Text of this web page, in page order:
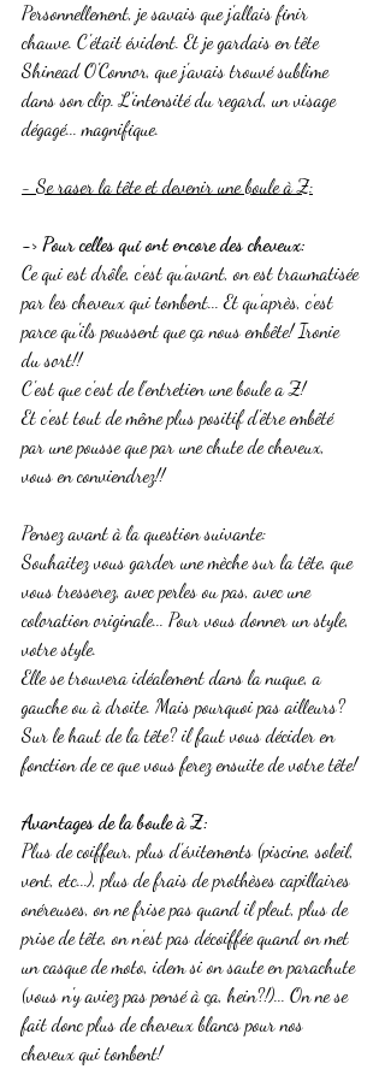
Personnellement, je savais que j'allais finir
chauve. C'était évident. Et je gardais en tête
Shinead O'Connor, que j'avais trouvé sublime
dans son clip. L'intensité du regard, un visage
dégagé... magnifique.
- Se raser la tête et devenir une boule à Z:
-> Pour celles qui ont encore des cheveux:
Ce qui est drôle, c'est qu'avant, on est traumatisée
par les cheveux qui tombent... Et qu'après, c'est
parce qu'ils poussent que ça nous embête! Ironie
du sort!!
C'est que c'est de l'entretien une boule a Z!
Et c'est tout de même plus positif d'être embêté
par une pousse que par une chute de cheveux,
vous en conviendrez!!
Pensez avant à la question suivante:
Souhaitez vous garder une mèche sur la tête, que
vous tresserez, avec perles ou pas, avec une
coloration originale... Pour vous donner un style,
votre style.
Elle se trouvera idéalement dans la nuque, a
gauche ou à droite. Mais pourquoi pas ailleurs?
Sur le haut de la tête? il faut vous décider en
fonction de ce que vous ferez ensuite de votre tête!
Avantages de la boule à Z:
Plus de coiffeur, plus d'évitements (piscine, soleil,
vent, etc...), plus de frais de prothèses capillaires
onéreuses, on ne frise pas quand il pleut, plus de
prise de tête, on n'est pas décoiffée quand on met
un casque de moto, idem si on saute en parachute
(vous n'y aviez pas pensé à ça, hein?!)... On ne se
fait donc plus de cheveux blancs pour nos
cheveux qui tombent!